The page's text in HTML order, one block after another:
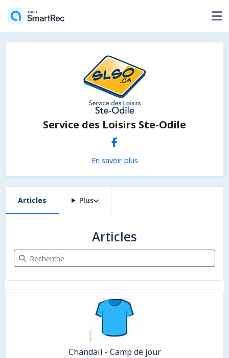
Service des Loisirs Ste-Odile
En savoir plus
Articles Plus
Articles
Recherche Articles
Chandail - Camp de jour
1 article